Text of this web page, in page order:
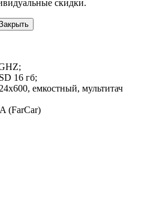
скидки.
16 гб;
емкостный, мультитач
(FarCar)